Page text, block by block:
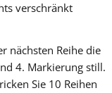
verschränkt
nächsten Reihe die
4. Markierung still.
Sie 10 Reihen